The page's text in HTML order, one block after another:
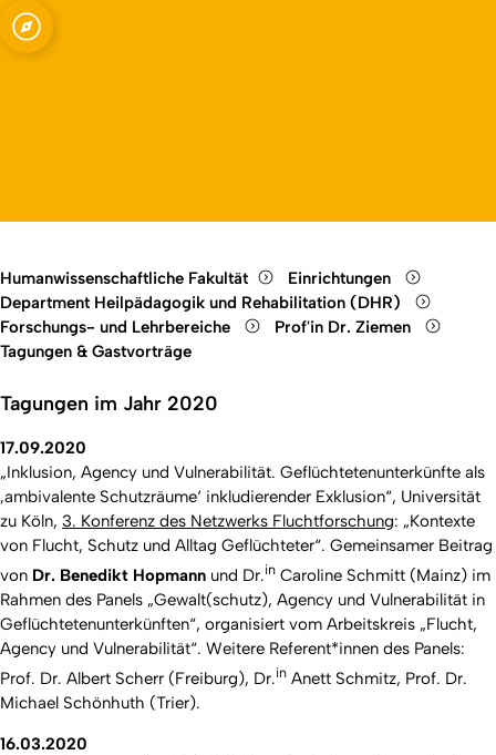
Menschen mit
Open quicklink menu
Humanwissenschaftliche Fakultät
Einrichtungen
Department Heilpädagogik und Rehabilitation (DHR)
Forschungs- und Lehrbereiche
Prof'in Dr. Ziemen
Tagungen & Gastvorträge
Tagungen im Jahr 2020
17.09.2020
„Inklusion, Agency und Vulnerabilität. Geflüchtetenunterkünfte als
‚ambivalente Schutzräume‘ inkludierender Exklusion“, Universität
zu Köln, 3. Konferenz des Netzwerks Fluchtforschung: „Kontexte
von Flucht, Schutz und Alltag Geflüchteter“. Gemeinsamer Beitrag
von Dr. Benedikt Hopmann und Dr.in Caroline Schmitt (Mainz) im
Rahmen des Panels „Gewalt(schutz), Agency und Vulnerabilität in
Geflüchtetenunterkünften“, organisiert vom Arbeitskreis „Flucht,
Agency und Vulnerabilität“. Weitere Referent*innen des Panels:
Prof. Dr. Albert Scherr (Freiburg), Dr.in Anett Schmitz, Prof. Dr.
Michael Schönhuth (Trier).
16.03.2020